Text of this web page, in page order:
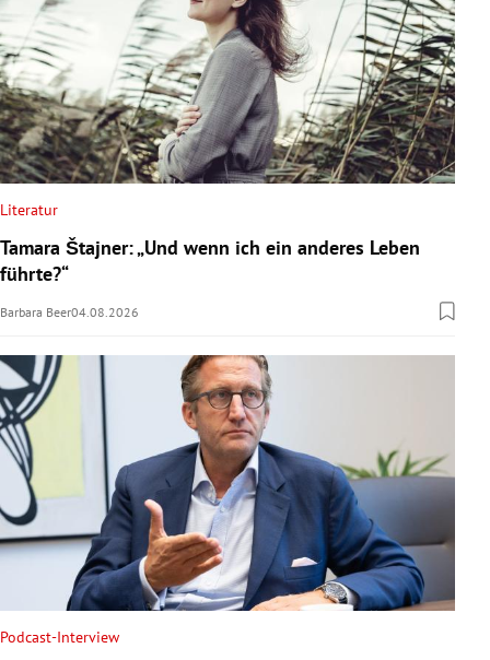
Literatur
Tamara Štajner: „Und wenn ich ein anderes Leben
führte?“
Barbara Beer04.08.2026
Podcast-Interview